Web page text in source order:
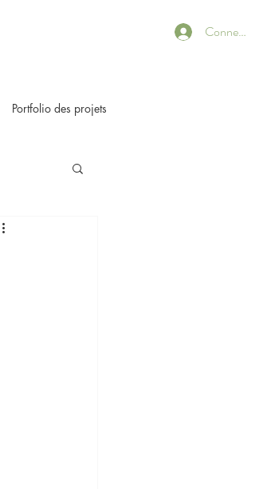
Connexion
Portfolio des projets